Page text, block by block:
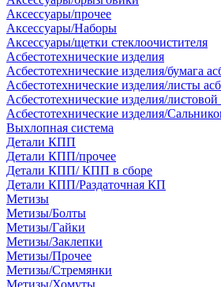
Аксессуары/прочее
Аксессуары/Наборы
Аксессуары/щетки стеклоочистителя
Асбестотехнические изделия
Асбестотехнические изделия/бумага
Асбестотехнические изделия/листы
Асбестотехнические изделия/
Асбестотехнические изделия/
Выхлопная система
Детали КПП
Детали КПП/прочее
Детали КПП/ КПП в сборе
Детали КПП/Раздаточная КП
Метизы
Метизы/Болты
Метизы/Гайки
Метизы/Заклепки
Метизы/Прочее
Метизы/Стремянки
Метизы/Хомуты